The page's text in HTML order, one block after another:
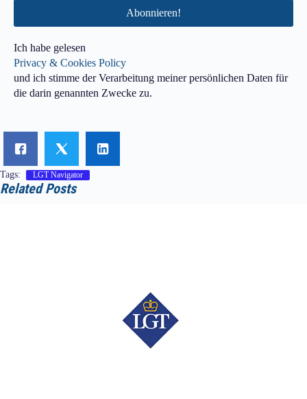
Ich habe gelesen
Privacy & Cookies Policy
und ich stimme der Verarbeitung meiner persönlichen Daten für
die darin genannten Zwecke zu.
Tags: LGT Navigator
Related Posts